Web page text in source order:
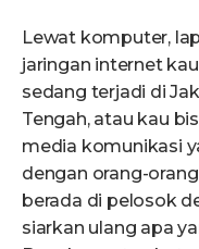
Lewat komputer,
jaringan internet
sedang terjadi di
Tengah, atau kau
media komunikasi
dengan orang-
berada di pelosok
siarkan ulang apa